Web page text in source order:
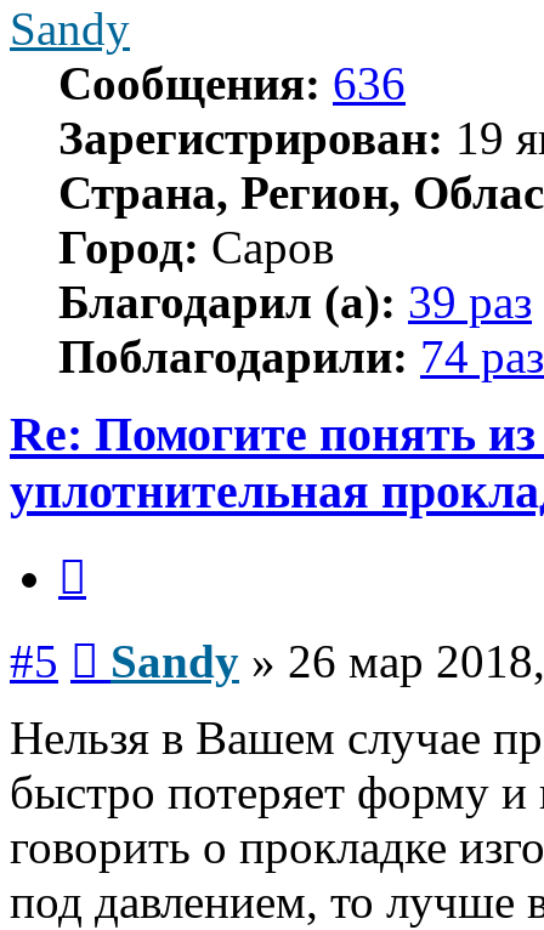
Sandy
Сообщения: 636
Зарегистрирован: 19
Страна, Регион,
Город: Саров
Благодарил (а): 39 раз
Поблагодарили: 74
Re: Помогите понять из
уплотнительная
#5 Sandy » 26 мар
Нельзя в Вашем случае
быстро потеряет форму
говорить о прокладке
под давлением, то лучше